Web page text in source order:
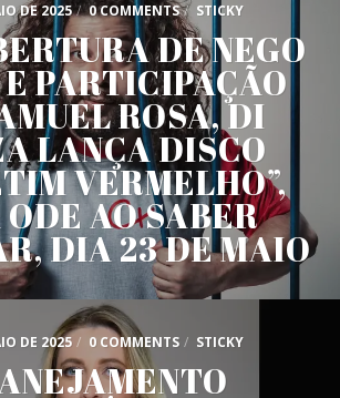
DE 2025 / 0 COMMENTS / STICKY
DE NEGO
PARTICIPAÇÃO
ROSA, DI
LANÇA DISCO
VERMELHO”,
AO SABER
DIA 23 DE MAIO
DE 2025 / 0 COMMENTS / STICKY